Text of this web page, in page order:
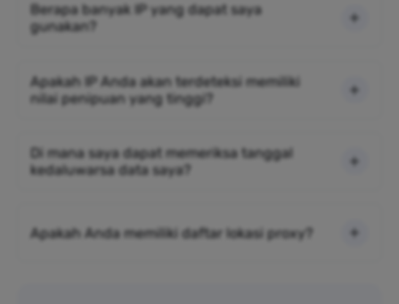
Berapa banyak IP yang dapat saya
gunakan?
Apakah IP Anda akan terdeteksi memiliki
nilai penipuan yang tinggi?
Di mana saya dapat memeriksa tanggal
kedaluwarsa data saya?
Apakah Anda memiliki daftar lokasi proxy?